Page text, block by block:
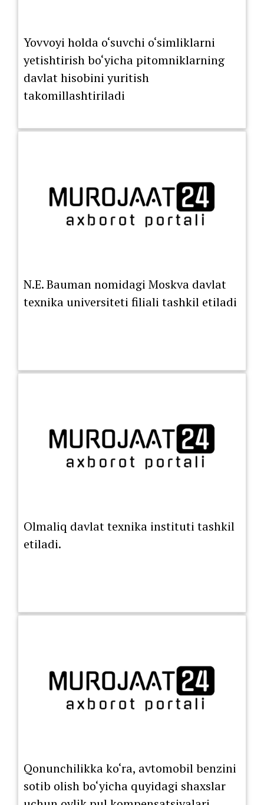
Yovvoyi holda o‘suvchi o‘simliklarni
yetishtirish bo‘yicha pitomniklarning
davlat hisobini yuritish
takomillashtiriladi
N.E. Bauman nomidagi Moskva davlat
texnika universiteti filiali tashkil etiladi
Olmaliq davlat texnika instituti tashkil
etiladi.
Qonunchilikka ko‘ra, avtomobil benzini
sotib olish bo‘yicha quyidagi shaxslar